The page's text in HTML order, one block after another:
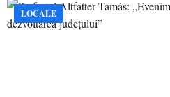
LOCALE